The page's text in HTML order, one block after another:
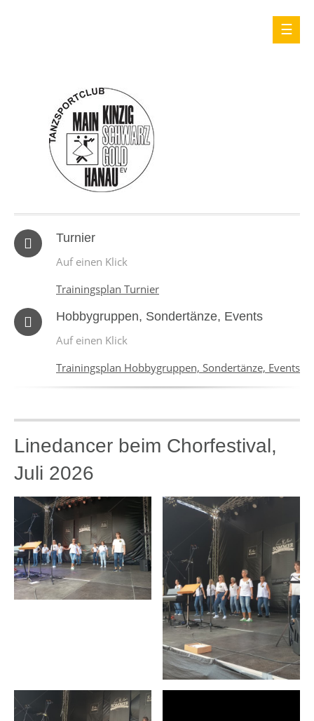
Turnier
Auf einen Klick
Trainingsplan Turnier
Hobbygruppen, Sondertänze, Events
Auf einen Klick
Trainingsplan Hobbygruppen, Sondertänze, Events
Linedancer beim Chorfestival,
Juli 2026